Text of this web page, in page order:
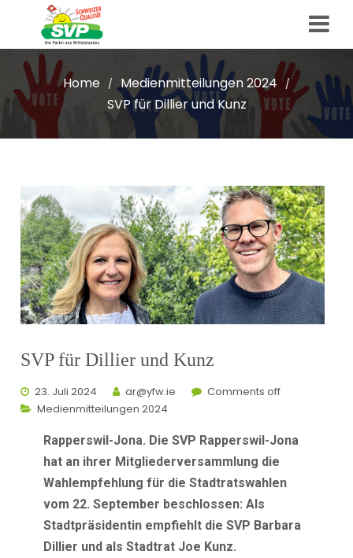
Home / Medienmitteilungen 2024 /
SVP für Dillier und Kunz
SVP für Dillier und Kunz
23. Juli 2024 ar@yfw.ie
Comments off
Medienmitteilungen 2024
Rapperswil-Jona. Die SVP Rapperswil-Jona
hat an ihrer Mitgliederversammlung die
Wahlempfehlung für die Stadtratswahlen
vom 22. September beschlossen: Als
Stadtpräsidentin empfiehlt die SVP Barbara
Dillier und als Stadtrat Joe Kunz.